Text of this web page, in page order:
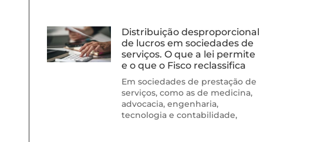
Distribuição desproporcional
de lucros em sociedades de
serviços. O que a lei permite
e o que o Fisco reclassifica
Em sociedades de prestação de
serviços, como as de medicina,
advocacia, engenharia,
tecnologia e contabilidade,